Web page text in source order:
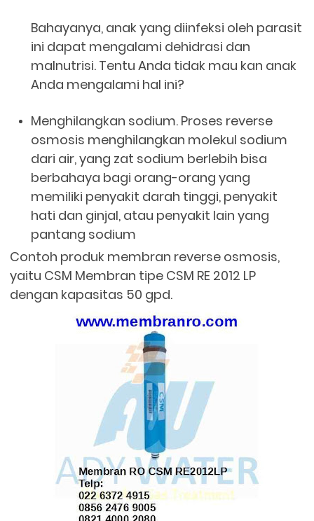
Bahayanya, anak yang diinfeksi oleh parasit
ini dapat mengalami dehidrasi dan
malnutrisi. Tentu Anda tidak mau kan anak
Anda mengalami hal ini?
Menghilangkan sodium. Proses reverse
osmosis menghilangkan molekul sodium
dari air, yang zat sodium berlebih bisa
berbahaya bagi orang-orang yang
memiliki penyakit darah tinggi, penyakit
hati dan ginjal, atau penyakit lain yang
pantang sodium
Contoh produk membran reverse osmosis,
yaitu CSM Membran tipe CSM RE 2012 LP
dengan kapasitas 50 gpd.